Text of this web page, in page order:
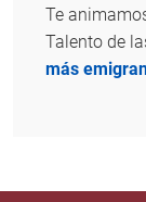
Te
Talento de
más